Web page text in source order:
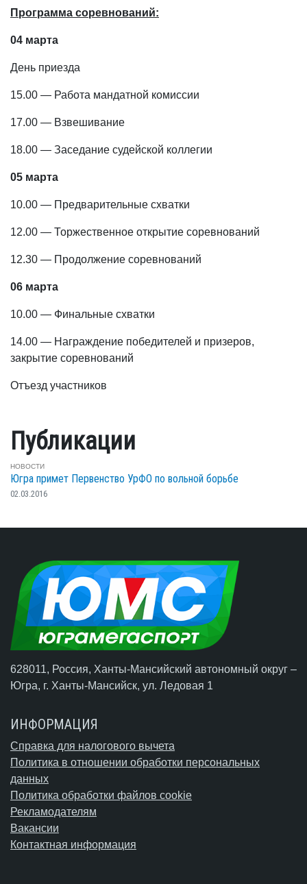
Программа соревнований:
04 марта
День приезда
15.00 — Работа мандатной комиссии
17.00 — Взвешивание
18.00 — Заседание судейской коллегии
05 марта
10.00 — Предварительные схватки
12.00 — Торжественное открытие соревнований
12.30 — Продолжение соревнований
06 марта
10.00 — Финальные схватки
14.00 — Награждение победителей и призеров,
закрытие соревнований
Отъезд участников
Публикации
НОВОСТИ
Югра примет Первенство УрФО по вольной борьбе
02.03.2016
628011, Россия, Ханты-Мансийский автономный округ –
Югра, г. Ханты-Мансийск, ул. Ледовая 1
ИНФОРМАЦИЯ
Справка для налогового вычета
Политика в отношении обработки персональных
данных
Политика обработки файлов cookie
Рекламодателям
Вакансии
Контактная информация